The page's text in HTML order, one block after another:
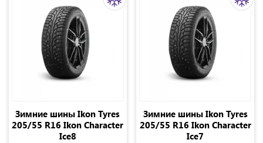
Зимние шины Ikon Tyres
205/55 R16 Ikon Character
Ice8
Зимние шины Ikon Tyres
205/55 R16 Ikon Character
Ice7